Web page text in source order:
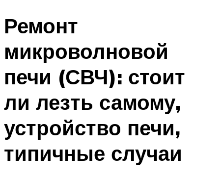
Ремонт
микроволновой
печи (СВЧ): стоит
ли лезть самому,
устройство печи,
типичные случаи